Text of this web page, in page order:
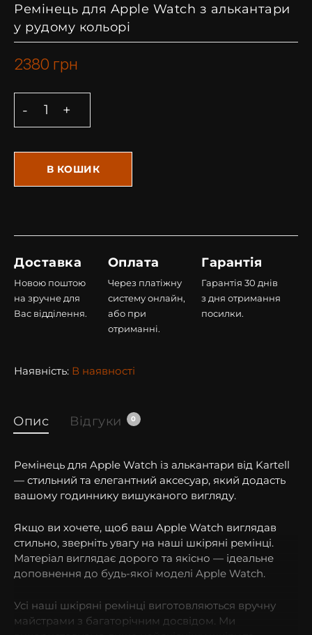
Ремінець для Apple Watch з алькантари
у рудому кольорі
2380 грн
В КОШИК
Доставка
Новою поштою
на зручне для
Вас відділення.
Оплата
Через платіжну
систему онлайн,
або при
отриманні.
Гарантія
Гарантія 30 днів
з дня отримання
посилки.
Наявність: В наявності
Опис Відгуки 0
Ремінець для Apple Watch із алькантари від Kartell
— стильний та елегантний аксесуар, який додасть
вашому годиннику вишуканого вигляду.
Якщо ви хочете, щоб ваш Apple Watch виглядав
стильно, зверніть увагу на наші шкіряні ремінці.
Матеріал виглядає дорого та якісно — ідеальне
доповнення до будь-якої моделі Apple Watch.
Усі наші шкіряні ремінці виготовляються вручну
майстрами з багаторічним досвідом. Ми